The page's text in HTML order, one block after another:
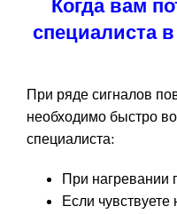
Когда вам
специалиста
При ряде сигналов
необходимо быстро
специалиста:
При нагревании
Если